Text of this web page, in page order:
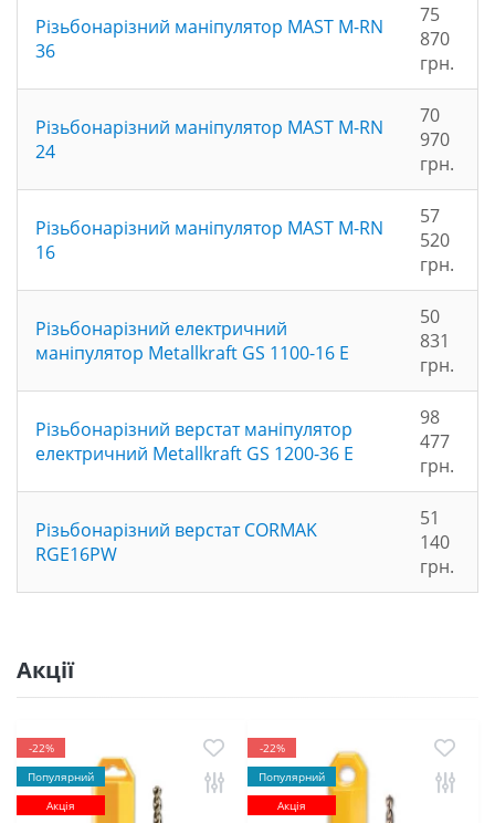
Різьбонарізний маніпулятор MAST M-RN
36
75
870
грн.
Різьбонарізний маніпулятор MAST M-RN
24
70
970
грн.
Різьбонарізний маніпулятор MAST M-RN
16
57
520
грн.
Різьбонарізний електричний
маніпулятор Metallkraft GS 1100-16 E
50
831
грн.
Різьбонарізний верстат маніпулятор
електричний Metallkraft GS 1200-36 E
98
477
грн.
Різьбонарізний верстат CORMAK
RGE16PW
51
140
грн.
Акції
-22%
Популярний
Акція
-22%
Популярний
Акція